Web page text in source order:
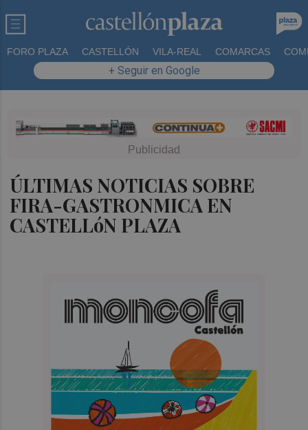
FORO PLAZA CASTELLÓN VILA-REAL COMARCAS
+ Seguir en Google
ÚLTIMAS NOTICIAS SOBRE
FIRA-GASTRONMICA EN
CASTELLóN PLAZA